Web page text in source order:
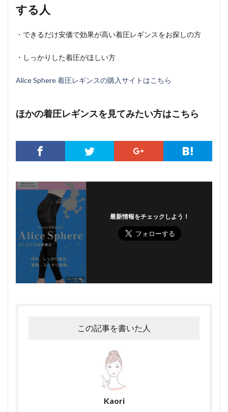
する人
・できるだけ安価で効果が高い着圧レギンスをお探しの方
・しっかりした着圧がほしい方
Alice Sphere 着圧レギンスの購入サイトはこちら
ほかの着圧レギンスを見てみたい方はこちら
最新情報をチェックしよう！
この記事を書いた人
Kaori